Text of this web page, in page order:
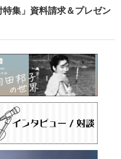
集」資料請求＆プレゼン